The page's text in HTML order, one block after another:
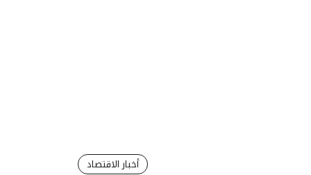
أخبار الاقتصاد